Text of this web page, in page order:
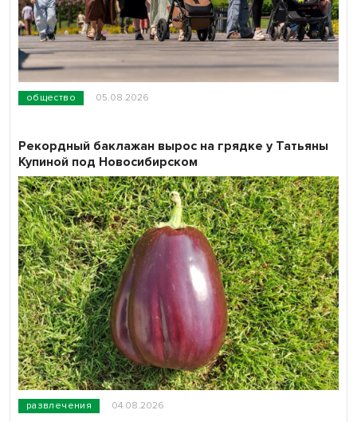
общество 05.08.2026
развлечения 04.08.2026
Рекордный баклажан вырос на грядке у Татьяны
Купиной под Новосибирском